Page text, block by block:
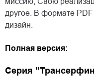
другое. В формате PDF
дизайн.
Полная версия:
Серия